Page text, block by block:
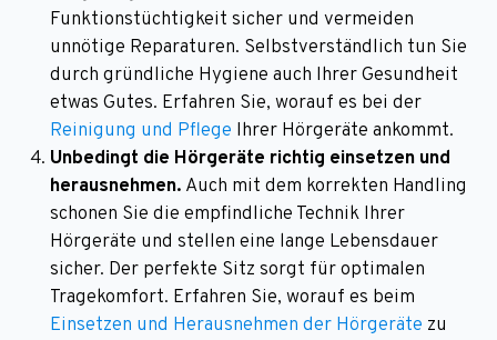
Funktionstüchtigkeit sicher und vermeiden
unnötige Reparaturen. Selbstverständlich tun Sie
durch gründliche Hygiene auch Ihrer Gesundheit
etwas Gutes. Erfahren Sie, worauf es bei der
Reinigung und Pflege Ihrer Hörgeräte ankommt.
Unbedingt die Hörgeräte richtig einsetzen und
herausnehmen. Auch mit dem korrekten Handling
schonen Sie die empfindliche Technik Ihrer
Hörgeräte und stellen eine lange Lebensdauer
sicher. Der perfekte Sitz sorgt für optimalen
Tragekomfort. Erfahren Sie, worauf es beim
Einsetzen und Herausnehmen der Hörgeräte zu